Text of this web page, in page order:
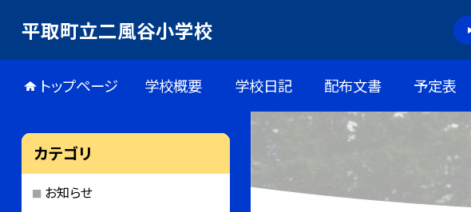
平取町立二風谷小学校
トップページ 学校概要 学校日記 配布文書 予定表
カテゴリ
お知らせ